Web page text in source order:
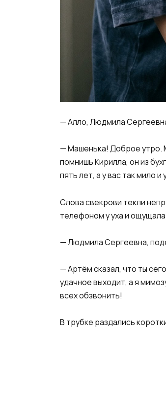
— Алло, Людмила
— Машенька! Доброе утро.
помнишь Кирилла, он из
пять лет, а у вас так мило
Слова свекрови текли
телефоном у уха и
— Людмила Сергеевна,
— Артём сказал, что ты
удачное выходит, а я
всех обзвонить!
В трубке раздались